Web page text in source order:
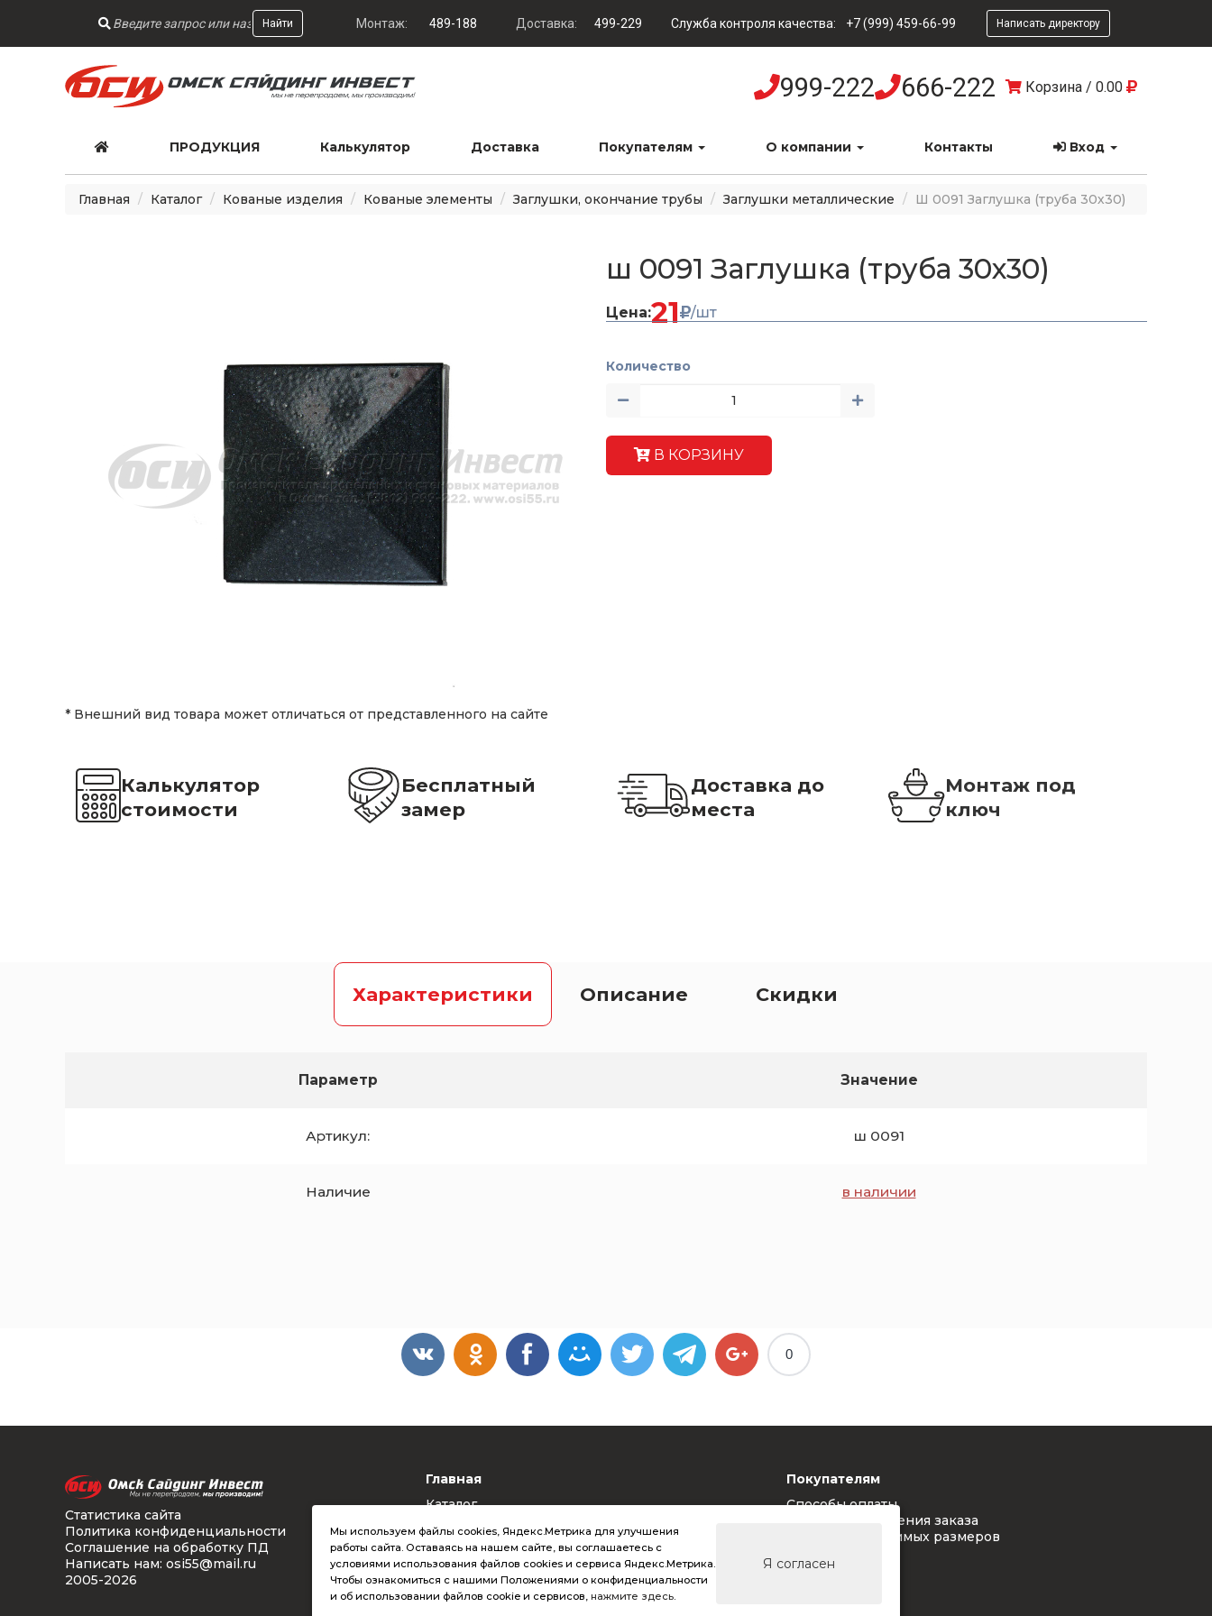
Найти Монтаж: 489-188 Доставка: 499-229 Служба контроля качества: +7 (999) 459-66-99 Написать директору
999-222 666-222 Корзина / 0.00
ПРОДУКЦИЯ Калькулятор Доставка Покупателям О компании Контакты Вход
Главная Каталог Кованые изделия Кованые элементы Заглушки, окончание трубы Заглушки металлические Ш 0091 Заглушка (труба 30х30)
* Внешний вид товара может отличаться от представленного на сайте
ш 0091 Заглушка (труба 30х30)
Цена:21 /шт
Количество
В КОРЗИНУ
Калькулятор
стоимости
Бесплатный
замер
Доставка до
места
Монтаж под
ключ
Характеристики Описание Скидки
Параметр Значение
Артикул: ш 0091
Наличие в наличии
0
Статистика сайта
Политика конфиденциальности
Соглашение на обработку ПД
Написать нам: osi55@mail.ru
2005-2026
Главная
Каталог
Гарантия качества
Доставка
Контакты
Покупателям
Способы оплаты
Условия оформления заказа
Таблица допустимых размеров
Мы используем файлы cookies, Яндекс.Метрика для улучшения
работы сайта. Оставаясь на нашем сайте, вы соглашаетесь с
условиями использования файлов cookies и сервиса Яндекс.Метрика.
Чтобы ознакомиться с нашими Положениями о конфиденциальности
и об использовании файлов cookie и сервисов, нажмите здесь.
Я согласен